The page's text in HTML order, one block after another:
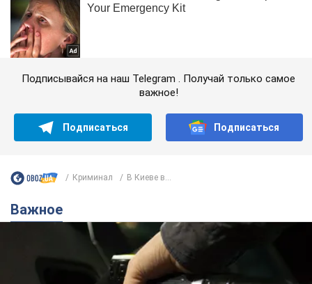
Подписывайся на наш Telegram . Получай только самое
важное!
Подписаться Подписаться
Криминал В Киеве в...
Важное